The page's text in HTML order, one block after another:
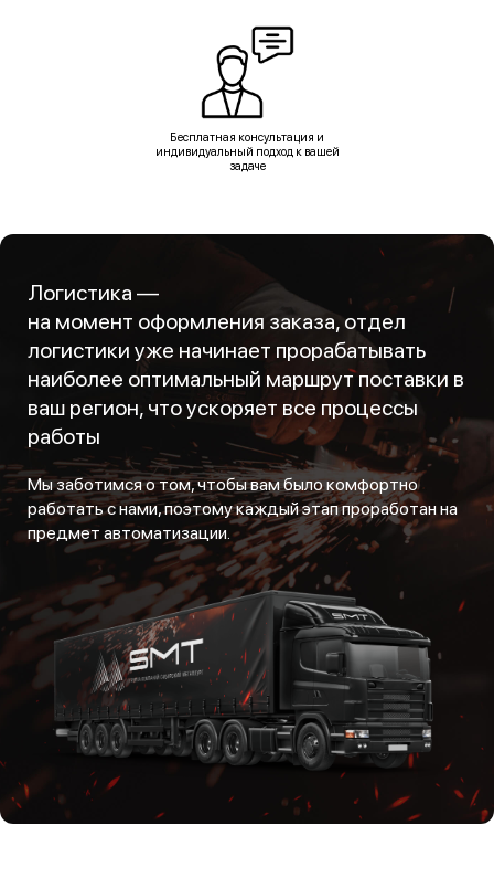
Бесплатная консультация и
индивидуальный подход к вашей
задаче
Логистика —
на момент оформления заказа, отдел
логистики уже начинает прорабатывать
наиболее оптимальный маршрут поставки в
ваш регион, что ускоряет все процессы
работы
Мы заботимся о том, чтобы вам было комфортно
работать с нами, поэтому каждый этап проработан на
предмет автоматизации.